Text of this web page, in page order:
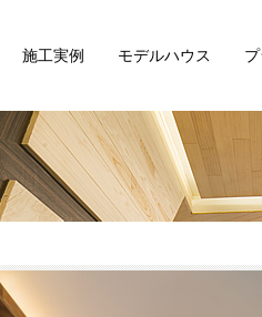
施工実例 モデルハウス